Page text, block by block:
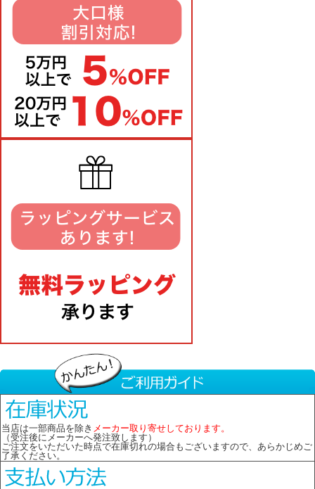
当店は一部商品を除き メーカー取り寄せしております。
（受注後にメーカーへ発注致します）
ご注文をいただいた時点で在庫切れの場合もございますので、あらかじめご
了承ください。